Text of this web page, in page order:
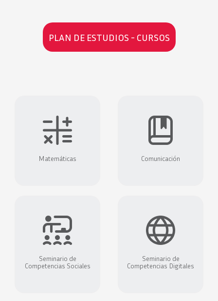
PLAN DE ESTUDIOS - CURSOS
Matemáticas Comunicación
Seminario de
Competencias Sociales
Seminario de
Competencias Digitales